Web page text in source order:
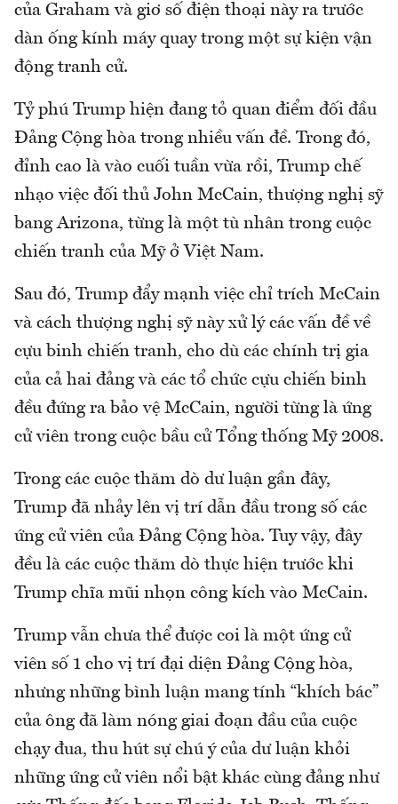
của Graham và giơ số điện thoại này ra trước
dàn ống kính máy quay trong một sự kiện vận
động tranh cử.
Tỷ phú Trump hiện đang tỏ quan điểm đối đầu
Đảng Cộng hòa trong nhiều vấn đề. Trong đó,
đỉnh cao là vào cuối tuần vừa rồi, Trump chế
nhạo việc đối thủ John McCain, thượng nghị sỹ
bang Arizona, từng là một tù nhân trong cuộc
chiến tranh của Mỹ ở Việt Nam.
Sau đó, Trump đẩy mạnh việc chỉ trích McCain
và cách thượng nghị sỹ này xử lý các vấn đề về
cựu binh chiến tranh, cho dù các chính trị gia
của cả hai đảng và các tổ chức cựu chiến binh
đều đứng ra bảo vệ McCain, người từng là ứng
cử viên trong cuộc bầu cử Tổng thống Mỹ 2008.
Trong các cuộc thăm dò dư luận gần đây,
Trump đã nhảy lên vị trí dẫn đầu trong số các
ứng cử viên của Đảng Cộng hòa. Tuy vậy, đây
đều là các cuộc thăm dò thực hiện trước khi
Trump chĩa mũi nhọn công kích vào McCain.
Trump vẫn chưa thể được coi là một ứng cử
viên số 1 cho vị trí đại diện Đảng Cộng hòa,
nhưng những bình luận mang tính “khích bác”
của ông đã làm nóng giai đoạn đầu của cuộc
chạy đua, thu hút sự chú ý của dư luận khỏi
những ứng cử viên nổi bật khác cùng đảng như